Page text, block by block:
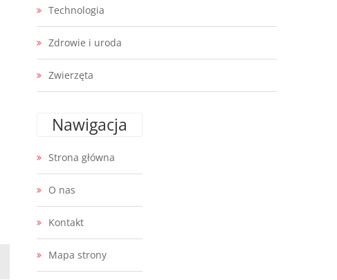
Technologia
Zdrowie i uroda
Zwierzęta
Nawigacja
Strona główna
O nas
Kontakt
Mapa strony